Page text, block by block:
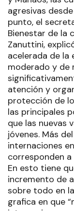
agresivas
punto, el
Bienestar de la
Zanuttini,
acelerada de la
moderado y de
atención y
protección de
las principales
que las nuevas
jóvenes. Más
internaciones
corresponden
En esto tiene
incremento de
sobre todo en
grafica en que